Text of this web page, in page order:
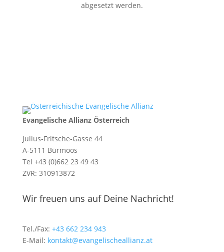
abgesetzt werden.
Evangelische Allianz Österreich
Julius-Fritsche-Gasse 44
A-5111 Bürmoos
Tel +43 (0)662 23 49 43
ZVR: 310913872
Wir freuen uns auf Deine Nachricht!
Tel./Fax: +43 662 234 943
E-Mail: kontakt@evangelischeallianz.at